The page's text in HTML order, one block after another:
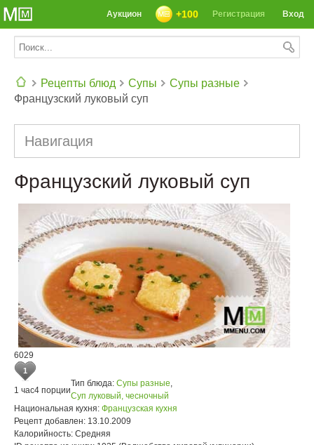
Вход
Регистрация
+100
Аукцион
Рецепты блюд Супы
Супы разные
Французский луковый суп
Навигация
Французский луковый суп
6029
1
1 час4 порции
Тип блюда: Супы разные,
Суп луковый, чесночный
Национальная кухня: Французская кухня
Рецепт добавлен: 13.10.2009
Калорийность: Средняя